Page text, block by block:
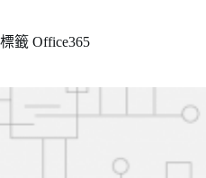
標籤 Office365